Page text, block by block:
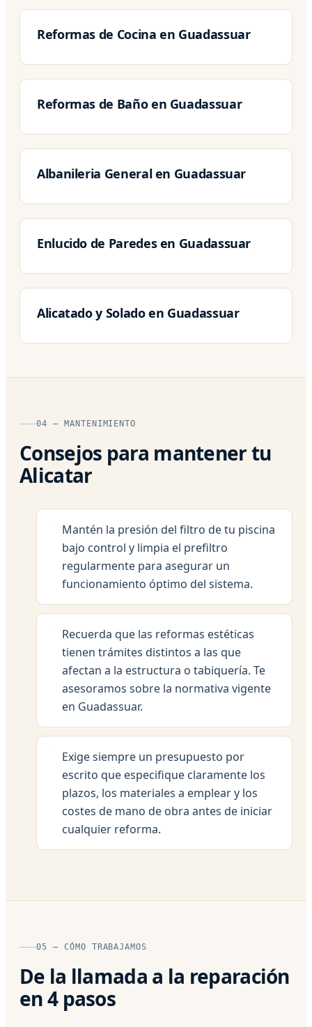
Reformas de Cocina en Guadassuar
Reformas de Baño en Guadassuar
Albanileria General en Guadassuar
Enlucido de Paredes en Guadassuar
Alicatado y Solado en Guadassuar
04 — MANTENIMIENTO
Consejos para mantener tu
Alicatar
Mantén la presión del filtro de tu piscina
bajo control y limpia el prefiltro
regularmente para asegurar un
funcionamiento óptimo del sistema.
Recuerda que las reformas estéticas
tienen trámites distintos a las que
afectan a la estructura o tabiquería. Te
asesoramos sobre la normativa vigente
en Guadassuar.
Exige siempre un presupuesto por
escrito que especifique claramente los
plazos, los materiales a emplear y los
costes de mano de obra antes de iniciar
cualquier reforma.
05 — CÓMO TRABAJAMOS
De la llamada a la reparación
en 4 pasos